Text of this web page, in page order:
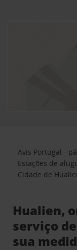
Avis Portugal -
Estações de
Cidade de
Hualien,
serviço
sua